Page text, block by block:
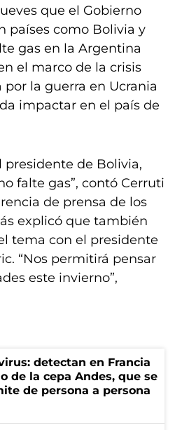
que el Gobierno
países como Bolivia y
gas en la Argentina
el marco de la crisis
la guerra en Ucrania
impactar en el país de
presidente de Bolivia,
falte gas”, contó Cerruti
de prensa de los
explicó que también
tema con el presidente
“Nos permitirá pensar
este invierno”,
detectan en Francia
de la cepa Andes, que se
de persona a persona